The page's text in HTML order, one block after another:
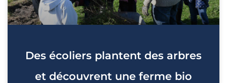
Des écoliers plantent des arbres
et découvrent une ferme bio